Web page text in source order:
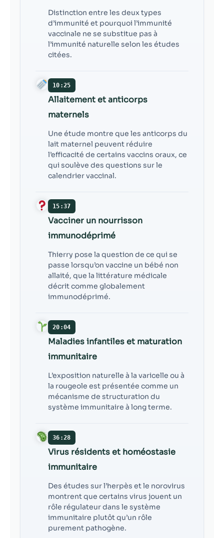
Distinction entre les deux types
d’immunité et pourquoi l’immunité
vaccinale ne se substitue pas à
l’immunité naturelle selon les études
citées.
10:25
Allaitement et anticorps
maternels
Une étude montre que les anticorps du
lait maternel peuvent réduire
l’efficacité de certains vaccins oraux, ce
qui soulève des questions sur le
calendrier vaccinal.
15:37
Vacciner un nourrisson
immunodéprimé
Thierry pose la question de ce qui se
passe lorsqu’on vaccine un bébé non
allaité, que la littérature médicale
décrit comme globalement
immunodéprimé.
20:04
Maladies infantiles et maturation
immunitaire
L’exposition naturelle à la varicelle ou à
la rougeole est présentée comme un
mécanisme de structuration du
système immunitaire à long terme.
36:28
Virus résidents et homéostasie
immunitaire
Des études sur l’herpès et le norovirus
montrent que certains virus jouent un
rôle régulateur dans le système
immunitaire plutôt qu’un rôle
purement pathogène.